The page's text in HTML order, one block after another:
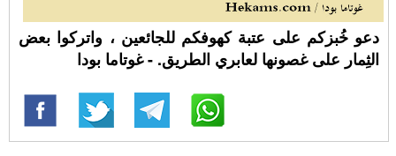
دعو خُبزكم على عتبة كهوفكم للجائعين ، واتركوا بعض
الثِمار على غصونها لعابري الطريق. - غوتاما بودا